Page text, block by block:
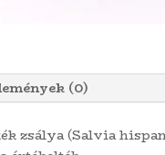
(0)
zsálya (Salvia